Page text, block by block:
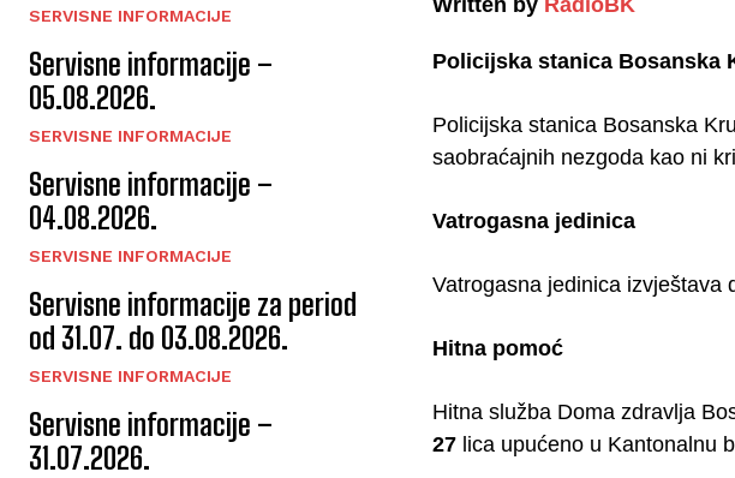
SERVISNE INFORMACIJE
Servisne informacije –
05.08.2026.
SERVISNE INFORMACIJE
Servisne informacije –
04.08.2026.
SERVISNE INFORMACIJE
Servisne informacije za period
od 31.07. do 03.08.2026.
SERVISNE INFORMACIJE
Servisne informacije –
31.07.2026.
Policijska stanica Bosanska
Policijska stanica Bosanska
saobraćajnih nezgoda kao ni
Vatrogasna jedinica
Vatrogasna jedinica izvještava
Hitna pomoć
Hitna služba Doma zdravlja
27 lica upućeno u Kantonalnu